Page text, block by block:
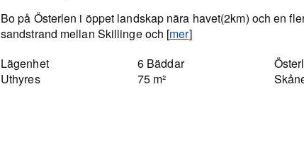
Bo på Österlen i öppet landskap nära havet(2km) och en
sandstrand mellan Skillinge och [mer]
Lägenhet
Uthyres
6 Bäddar
75 m²